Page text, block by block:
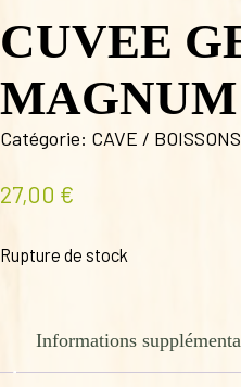
CUVEE
MAGNUM
Catégorie: CAVE /
27,00 €
Rupture de stock
Informations